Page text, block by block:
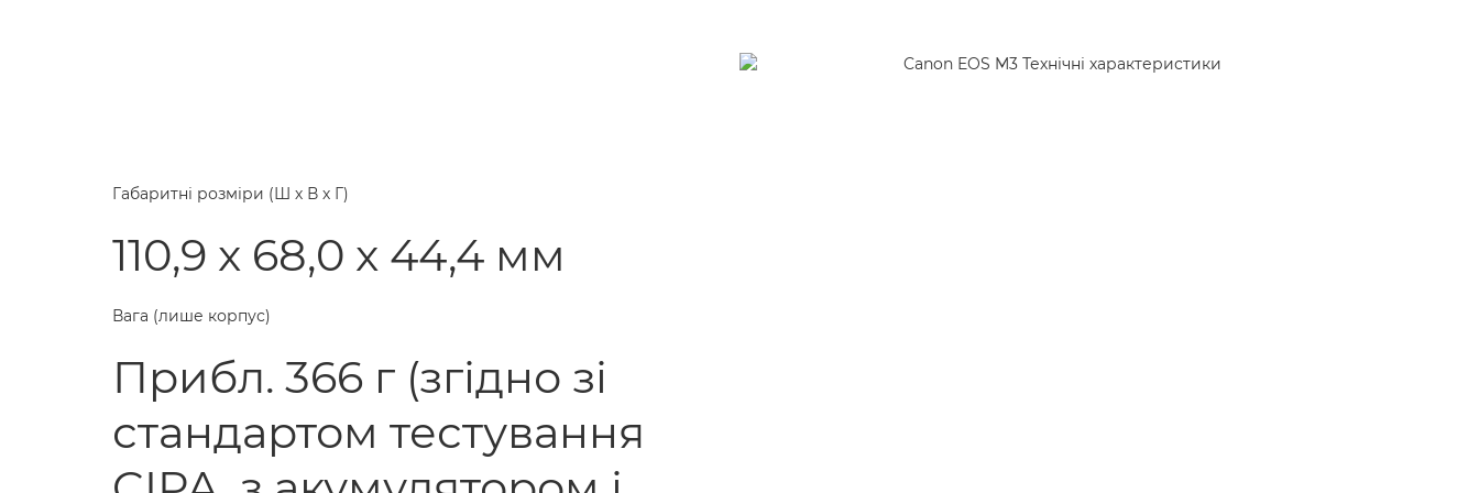
Габаритні розміри (Ш х В х Г)
110,9 x 68,0 x 44,4 мм
Вага (лише корпус)
Прибл. 366 г (згідно зі
стандартом тестування